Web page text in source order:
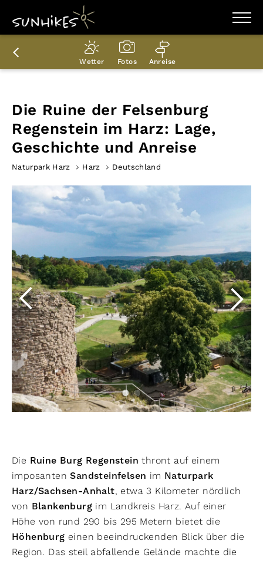
WANDERZIELE
WANDERUNGEN
ENTDECKEN
PLANER
Wetter Fotos Anreise
Die Ruine der Felsenburg
Regenstein im Harz: Lage,
Geschichte und Anreise
Naturpark Harz Harz Deutschland
Die Ruine Burg Regenstein thront auf einem
imposanten Sandsteinfelsen im Naturpark
Harz/Sachsen-Anhalt, etwa 3 Kilometer nördlich
von Blankenburg im Landkreis Harz. Auf einer
Höhe von rund 290 bis 295 Metern bietet die
Höhenburg einen beeindruckenden Blick über die
Region. Das steil abfallende Gelände machte die